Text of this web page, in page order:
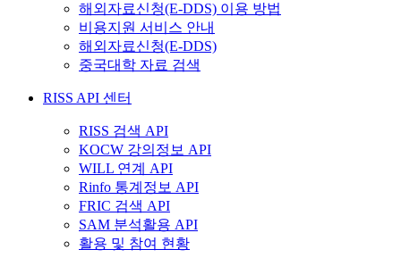
해외자료신청(E-DDS) 이용 방법
비용지원 서비스 안내
해외자료신청(E-DDS)
중국대학 자료 검색
RISS API 센터
RISS 검색 API
KOCW 강의정보 API
WILL 연계 API
Rinfo 통계정보 API
FRIC 검색 API
SAM 분석활용 API
활용 및 참여 현황